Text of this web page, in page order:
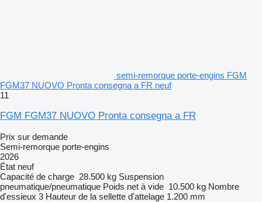
semi-remorque porte-engins FGM
FGM37 NUOVO Pronta consegna a FR neuf
11
FGM FGM37 NUOVO Pronta consegna a FR
Prix sur demande
Semi-remorque porte-engins
2026
État neuf
Capacité de charge 28.500 kg Suspension
pneumatique/pneumatique Poids net à vide 10.500 kg Nombre
d'essieux 3 Hauteur de la sellette d'attelage 1.200 mm